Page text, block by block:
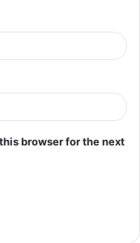
browser for the next